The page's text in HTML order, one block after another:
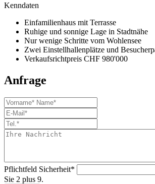
Kenndaten
Einfamilienhaus mit Terrasse
Ruhige und sonnige Lage in Stadtnähe
Nur wenige Schritte vom Wohlensee
Zwei Einstellhallenplätze und
Verkaufsrichtpreis CHF 980'000
Anfrage
Pflichtfeld Sicherheit*
Sie 2 plus 9.